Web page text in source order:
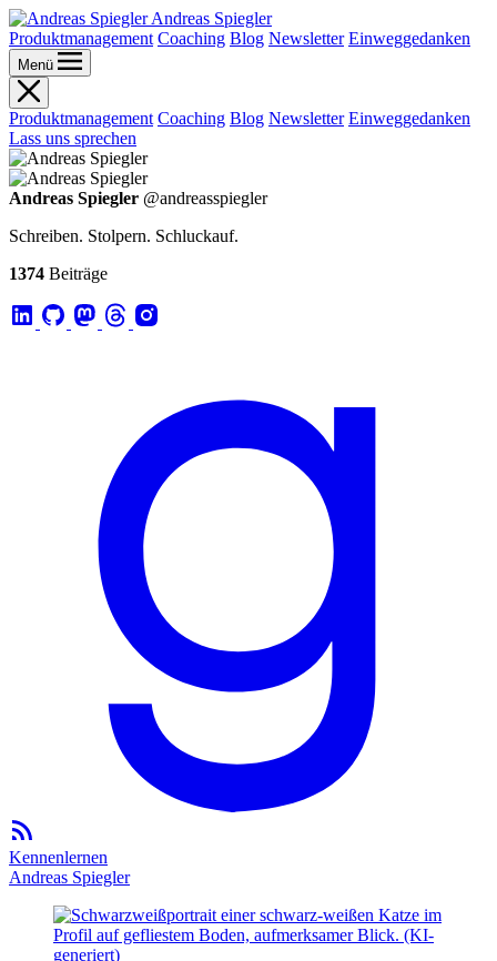
Andreas Spiegler
Produktmanagement Coaching Blog Newsletter Einweggedanken
Menü
Produktmanagement Coaching Blog Newsletter Einweggedanken
Lass uns sprechen
Andreas Spiegler @andreasspiegler
Schreiben. Stolpern. Schluckauf.
1374 Beiträge
Kennenlernen
Andreas Spiegler